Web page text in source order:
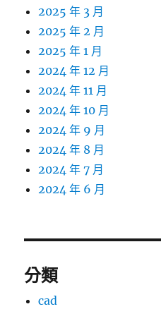
2025 年 3 月
2025 年 2 月
2025 年 1 月
2024 年 12 月
2024 年 11 月
2024 年 10 月
2024 年 9 月
2024 年 8 月
2024 年 7 月
2024 年 6 月
分類
cad